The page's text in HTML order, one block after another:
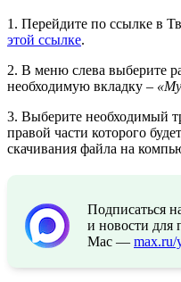
1. Перейдите по ссылке в
этой ссылке.
2. В меню слева выберите
необходимую вкладку –
3. Выберите необходимый
правой части которого
скачивания файла на
Подписаться
и новости для
Mac — max.ru/